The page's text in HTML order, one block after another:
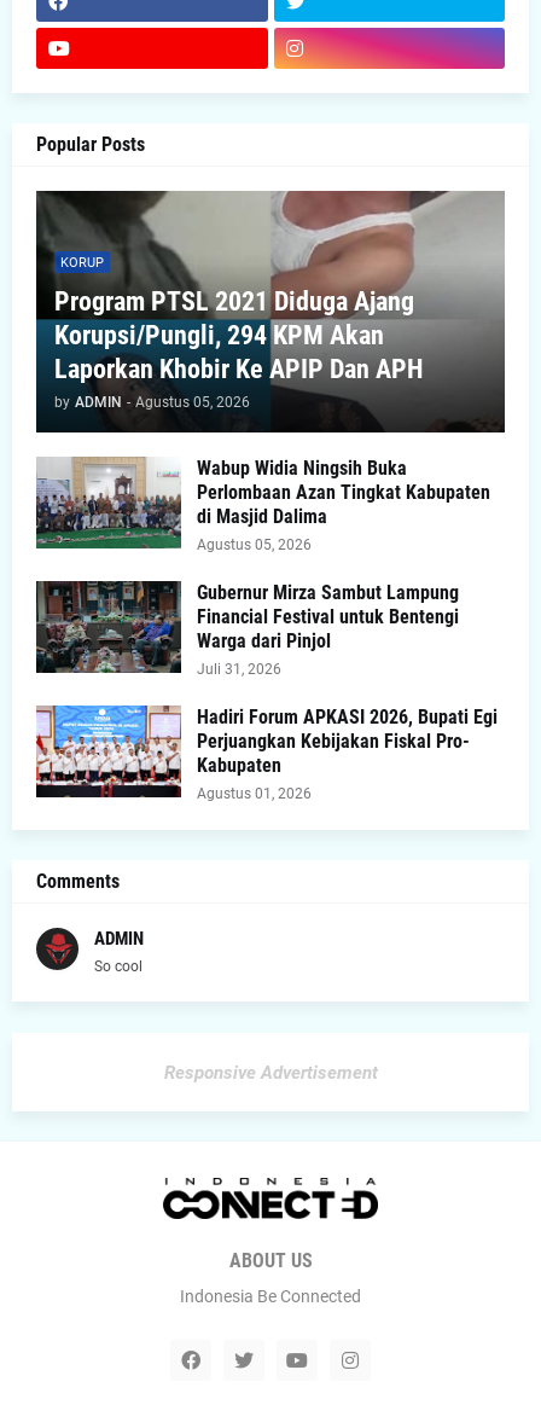
Popular Posts
KORUP
Program PTSL 2021 Diduga Ajang
Korupsi/Pungli, 294 KPM Akan
Laporkan Khobir Ke APIP Dan APH
by ADMIN - Agustus 05, 2026
Wabup Widia Ningsih Buka
Perlombaan Azan Tingkat Kabupaten
di Masjid Dalima
Agustus 05, 2026
Gubernur Mirza Sambut Lampung
Financial Festival untuk Bentengi
Warga dari Pinjol
Juli 31, 2026
Hadiri Forum APKASI 2026, Bupati Egi
Perjuangkan Kebijakan Fiskal Pro-
Kabupaten
Agustus 01, 2026
Comments
ADMIN
So cool
Responsive Advertisement
ABOUT US
Indonesia Be Connected